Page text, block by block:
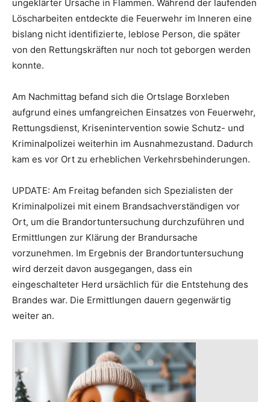
ungeklärter Ursache in Flammen. Während der laufenden
Löscharbeiten entdeckte die Feuerwehr im Inneren eine
bislang nicht identifizierte, leblose Person, die später
von den Rettungskräften nur noch tot geborgen werden
konnte.
Am Nachmittag befand sich die Ortslage Borxleben
aufgrund eines umfangreichen Einsatzes von Feuerwehr,
Rettungsdienst, Krisenintervention sowie Schutz- und
Kriminalpolizei weiterhin im Ausnahmezustand. Dadurch
kam es vor Ort zu erheblichen Verkehrsbehinderungen.
UPDATE: Am Freitag befanden sich Spezialisten der
Kriminalpolizei mit einem Brandsachverständigen vor
Ort, um die Brandortuntersuchung durchzuführen und
Ermittlungen zur Klärung der Brandursache
vorzunehmen. Im Ergebnis der Brandortuntersuchung
wird derzeit davon ausgegangen, dass ein
eingeschalteter Herd ursächlich für die Entstehung des
Brandes war. Die Ermittlungen dauern gegenwärtig
weiter an.